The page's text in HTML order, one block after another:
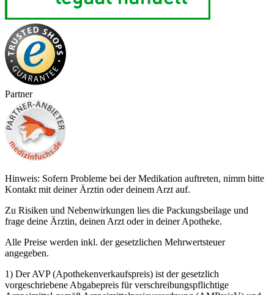
Partner
Hinweis: Sofern Probleme bei der Medikation auftreten, nimm bitte
Kontakt mit deiner Ärztin oder deinem Arzt auf.
Zu Risiken und Nebenwirkungen lies die Packungsbeilage und
frage deine Ärztin, deinen Arzt oder in deiner Apotheke.
Alle Preise werden inkl. der gesetzlichen Mehrwertsteuer
angegeben.
1) Der AVP (Apothekenverkaufspreis) ist der gesetzlich
vorgeschriebene Abgabepreis für verschreibungspflichtige